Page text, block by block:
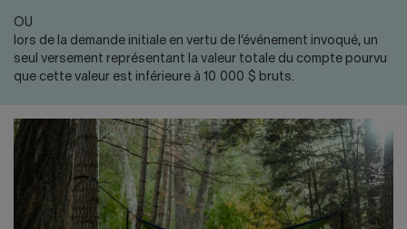
OU
lors de la demande initiale en vertu de l’événement invoqué, un
seul versement représentant la valeur totale du compte pourvu
que cette valeur est inférieure à 10 000 $ bruts.